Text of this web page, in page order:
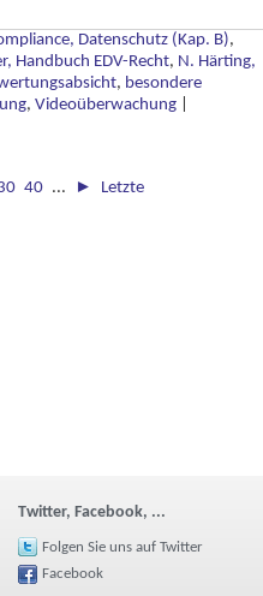
Datenschutz (Kap. B),
Handbuch EDV-Recht, N. Härting,
, besondere
, Videoüberwachung
40 ... ►
Letzte
Twitter, Facebook, ...
Folgen Sie uns auf Twitter
Facebook